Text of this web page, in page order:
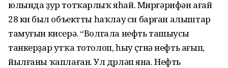
юлында ҙур тотҡарлыҡ яһай. Мирғәрифән ағай
28 көн был объектты һаҡлау өсөн барған алыштар
тамуғын кисерә. “Волгала нефть ташыусы
танкерҙар утҡа тотолоп, һыу өҫтөнә нефть ағып,
йылғаны ҡаплаған. Ул дөрләп яна. Нефть